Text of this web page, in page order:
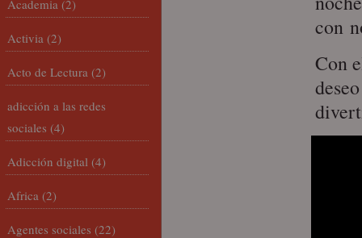
con
Con
Academia (2)
Activia (2)
Acto de Lectura (2)
adicción a las redes
sociales (4)
Adicción digital (4)
Africa (2)
Agentes sociales (22)